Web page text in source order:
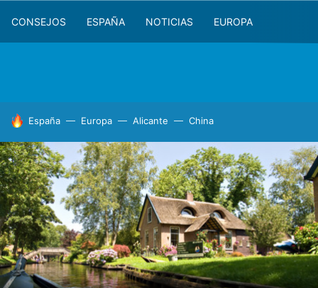
CONSEJOS ESPAÑA NOTICIAS EUROPA
HOY SE HABLA DE
España Europa Alicante China